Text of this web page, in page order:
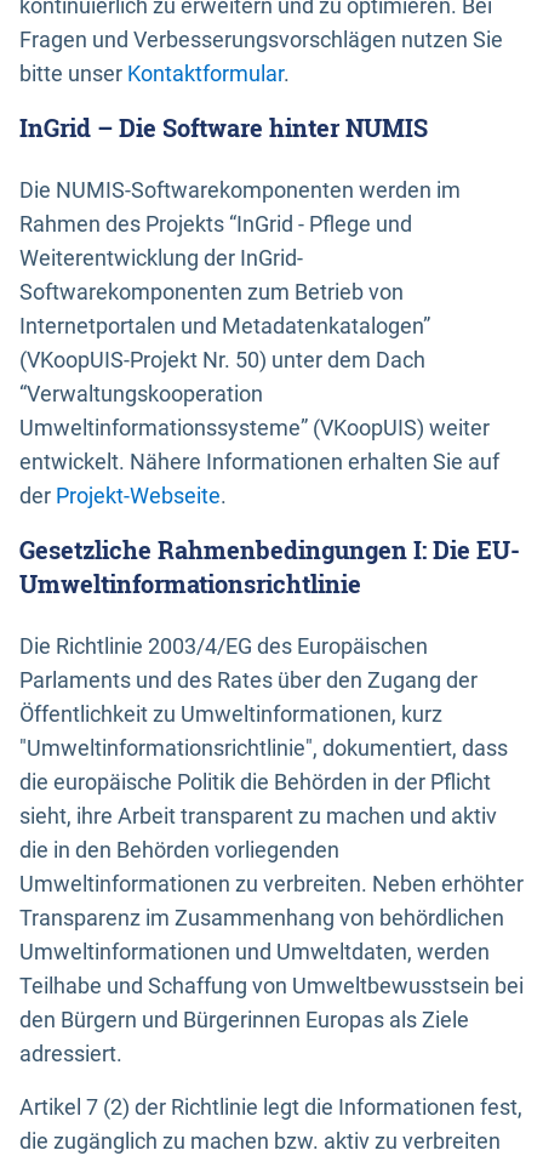
kontinuierlich zu erweitern und zu optimieren. Bei
Fragen und Verbesserungsvorschlägen nutzen Sie
bitte unser Kontaktformular.
InGrid – Die Software hinter NUMIS
Die NUMIS-Softwarekomponenten werden im
Rahmen des Projekts “InGrid - Pflege und
Weiterentwicklung der InGrid-
Softwarekomponenten zum Betrieb von
Internetportalen und Metadatenkatalogen”
(VKoopUIS-Projekt Nr. 50) unter dem Dach
“Verwaltungskooperation
Umweltinformationssysteme” (VKoopUIS) weiter
entwickelt. Nähere Informationen erhalten Sie auf
der Projekt-Webseite.
Gesetzliche Rahmenbedingungen I: Die EU-
Umweltinformationsrichtlinie
Die Richtlinie 2003/4/EG des Europäischen
Parlaments und des Rates über den Zugang der
Öffentlichkeit zu Umweltinformationen, kurz
"Umweltinformationsrichtlinie", dokumentiert, dass
die europäische Politik die Behörden in der Pflicht
sieht, ihre Arbeit transparent zu machen und aktiv
die in den Behörden vorliegenden
Umweltinformationen zu verbreiten. Neben erhöhter
Transparenz im Zusammenhang von behördlichen
Umweltinformationen und Umweltdaten, werden
Teilhabe und Schaffung von Umweltbewusstsein bei
den Bürgern und Bürgerinnen Europas als Ziele
adressiert.
Artikel 7 (2) der Richtlinie legt die Informationen fest,
die zugänglich zu machen bzw. aktiv zu verbreiten